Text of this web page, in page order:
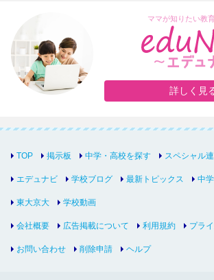
ママが知りたい教
詳しく見
TOP 掲示板 中学・高校を探す スペシャル
エデュナビ 学校ブログ 最新トピックス 中
東大京大 学校動画
会社概要 広告掲載について 利用規約 プラ
お問い合わせ 削除申請 ヘルプ